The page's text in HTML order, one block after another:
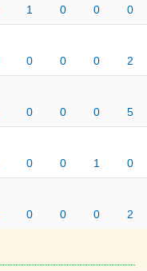
1 0 0 0
0 0 0 2
0 0 0 5
0 0 1 0
0 0 0 2